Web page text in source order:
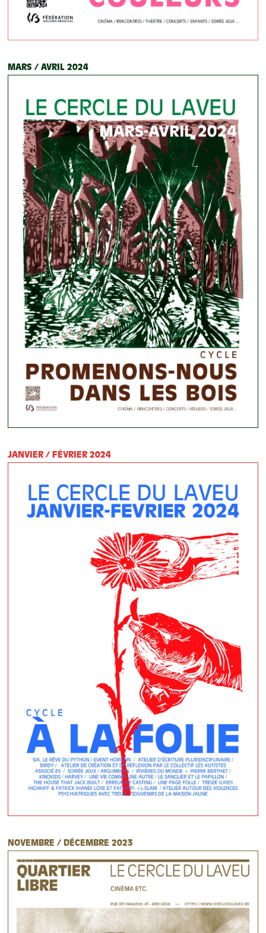
MARS / AVRIL 2024
JANVIER / FÉVRIER 2024
NOVEMBRE / DÉCEMBRE 2023